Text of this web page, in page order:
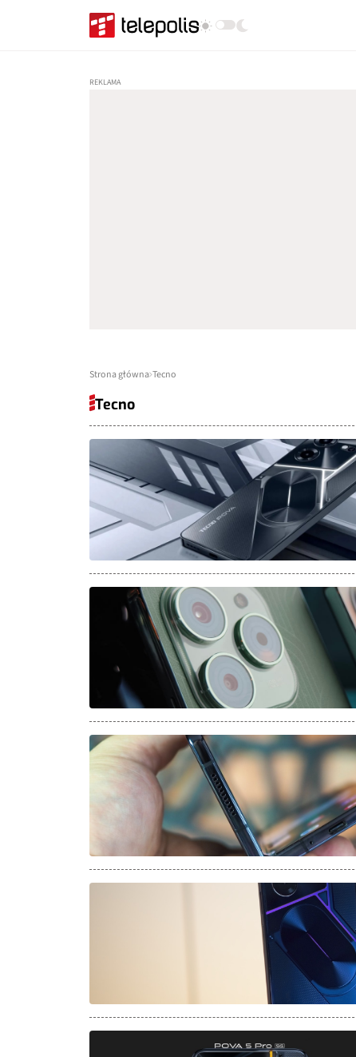
Strona główna Tecno
Tecno